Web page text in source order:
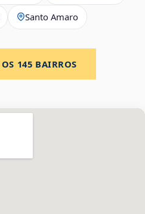
Santo Amaro
145 BAIRROS